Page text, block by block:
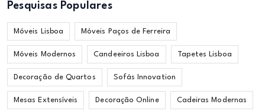
Pesquisas Populares
Móveis Lisboa Móveis Paços de Ferreira
Móveis Modernos Candeeiros Lisboa Tapetes Lisboa
Decoração de Quartos Sofás Innovation
Mesas Extensíveis Decoração Online Cadeiras Modernas